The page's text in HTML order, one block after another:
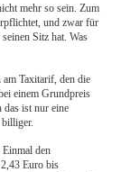
mehr so sein. Zum
und zwar für
Sitz hat. Was
Taxitarif, den die
einem Grundpreis
ist nur eine
Einmal den
Euro bis